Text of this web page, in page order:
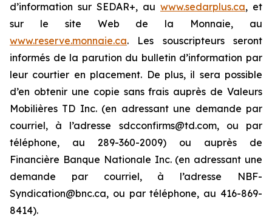
d’information sur SEDAR+, au www.sedarplus.ca, et
sur le site Web de la Monnaie, au
www.reserve.monnaie.ca. Les souscripteurs seront
informés de la parution du bulletin d’information par
leur courtier en placement. De plus, il sera possible
d’en obtenir une copie sans frais auprès de Valeurs
Mobilières TD Inc. (en adressant une demande par
courriel, à l’adresse sdcconfirms@td.com, ou par
téléphone, au 289-360-2009) ou auprès de
Financière Banque Nationale Inc. (en adressant une
demande par courriel, à l’adresse NBF-
Syndication@bnc.ca, ou par téléphone, au 416-869-
8414).